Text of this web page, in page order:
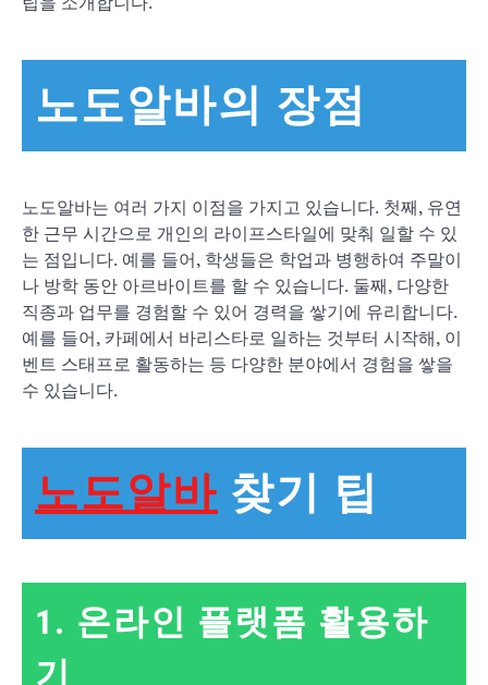
노도알바의 장점
노도알바는 여러 가지 이점을 가지고 있습니다. 첫째, 유연
한 근무 시간으로 개인의 라이프스타일에 맞춰 일할 수 있
는 점입니다. 예를 들어, 학생들은 학업과 병행하여 주말이
나 방학 동안 아르바이트를 할 수 있습니다. 둘째, 다양한
직종과 업무를 경험할 수 있어 경력을 쌓기에 유리합니다.
예를 들어, 카페에서 바리스타로 일하는 것부터 시작해, 이
벤트 스태프로 활동하는 등 다양한 분야에서 경험을 쌓을
수 있습니다.
노도알바 찾기 팁
1. 온라인 플랫폼 활용하
기